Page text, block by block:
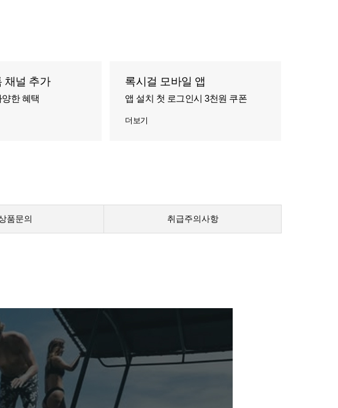
채널 추가
한 혜택
록시걸 모바일 앱
앱 설치 첫 로그인시 3천원 쿠폰
더보기
품문의 취급주의사항